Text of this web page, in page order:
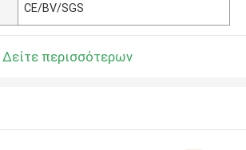
CE/BV/SGS
Δείτε περισσότερων